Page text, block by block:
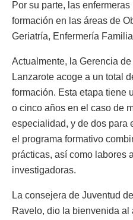
Por su parte, las
formación en las áreas de
Geriatría, Enfermería
Actualmente, la Gerencia
Lanzarote acoge a un total
formación. Esta etapa tiene
o cinco años en el caso de
especialidad, y de dos para
el programa formativo
prácticas, así como labores
investigadoras.
La consejera de Juventud
Ravelo, dio la bienvenida al